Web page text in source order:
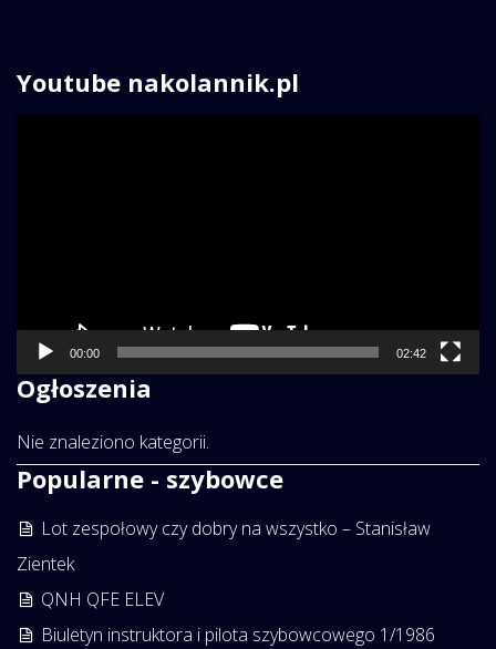
Youtube nakolannik.pl
00:00 02:42
Ogłoszenia
Nie znaleziono kategorii.
Popularne - szybowce
Lot zespołowy czy dobry na wszystko – Stanisław
Zientek
QNH QFE ELEV
Biuletyn instruktora i pilota szybowcowego 1/1986